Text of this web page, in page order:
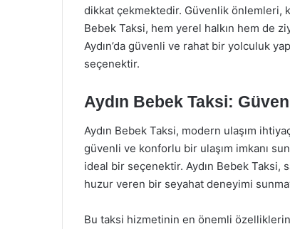
dikkat çekmektedir. Güvenlik önlemleri,
Bebek Taksi, hem yerel halkın hem de
Aydın’da güvenli ve rahat bir yolculuk
seçenektir.
Aydın Bebek Taksi:
Aydın Bebek Taksi, modern ulaşım
güvenli ve konforlu bir ulaşım imkanı
ideal bir seçenektir. Aydın Bebek Taksi,
huzur veren bir seyahat deneyimi
Bu taksi hizmetinin en önemli